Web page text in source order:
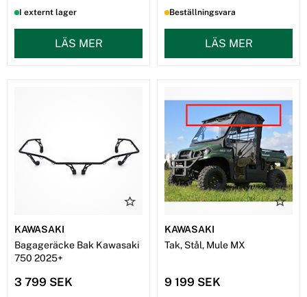
I externt lager
LÄS MER
Beställningsvara
LÄS MER
KAWASAKI
Bagageräcke Bak Kawasaki
750 2025+
3 799 SEK
KAWASAKI
Tak, Stål, Mule MX
9 199 SEK